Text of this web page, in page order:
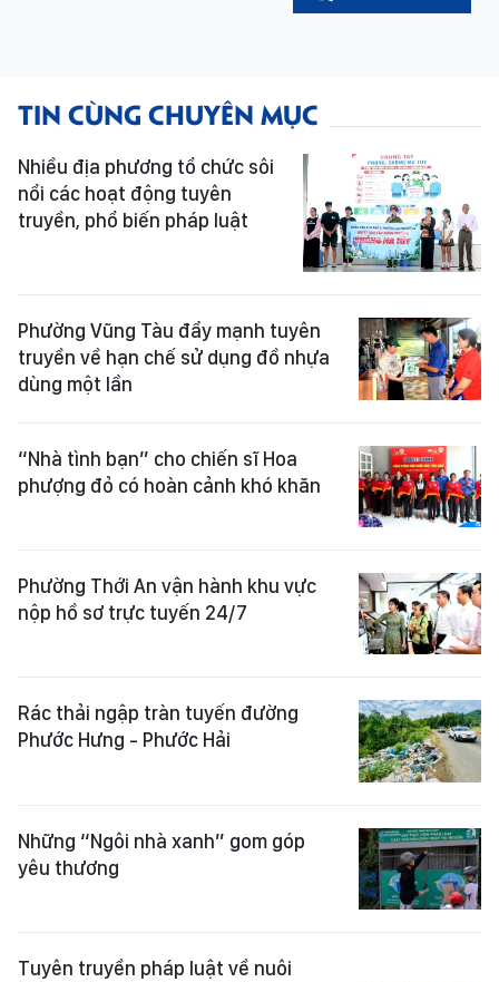
TIN CÙNG CHUYÊN MỤC
Nhiều địa phương tổ chức sôi
nổi các hoạt động tuyên
truyền, phổ biến pháp luật
Phường Vũng Tàu đẩy mạnh tuyên
truyền về hạn chế sử dụng đồ nhựa
dùng một lần
“Nhà tình bạn” cho chiến sĩ Hoa
phượng đỏ có hoàn cảnh khó khăn
Phường Thới An vận hành khu vực
nộp hồ sơ trực tuyến 24/7
Rác thải ngập tràn tuyến đường
Phước Hưng - Phước Hải
Những “Ngôi nhà xanh” gom góp
yêu thương
Tuyên truyền pháp luật về nuôi